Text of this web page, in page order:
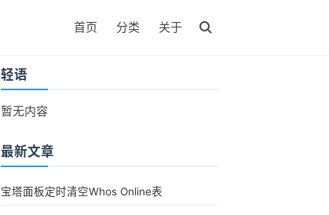
首页 分类 关于
轻语
暂无内容
最新文章
宝塔面板定时清空Whos Online表